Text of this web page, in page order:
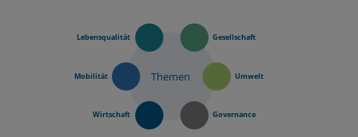
Themen
Gesellschaft
Umwelt
Governance
Lebensqualität
Mobilität
Wirtschaft